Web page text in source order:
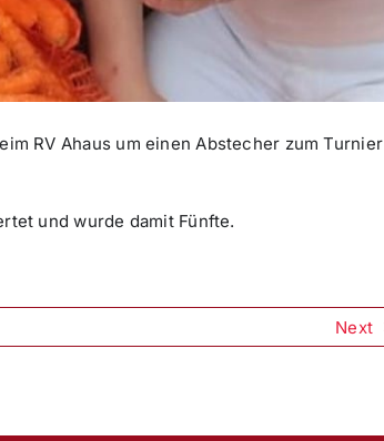
RV Ahaus um einen Abstecher zum Turnier
und wurde damit Fünfte.
Next